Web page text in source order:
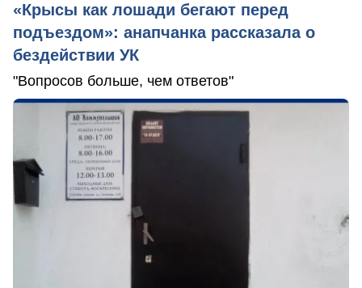
«Крысы как лошади бегают перед
подъездом»: анапчанка рассказала о
бездействии УК
"Вопросов больше, чем ответов"